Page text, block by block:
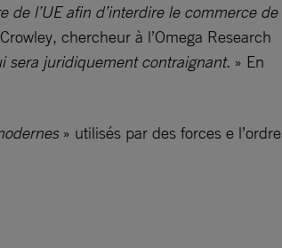
l’UE afin d’interdire le commerce de
chercheur à l’Omega Research
sera juridiquement contraignant. » En
» utilisés par des forces e l’ordre